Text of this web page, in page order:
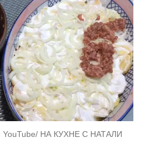
YouTube/ НА КУХНЕ С НАТАЛИ